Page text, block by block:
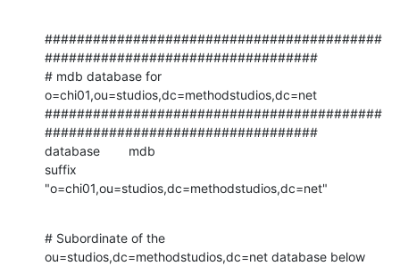
##########################################
##################################
# mdb database for
o=chi01,ou=studios,dc=methodstudios,dc=net
##########################################
##################################
database        mdb
suffix
"o=chi01,ou=studios,dc=methodstudios,dc=net"
# Subordinate of the
ou=studios,dc=methodstudios,dc=net database below